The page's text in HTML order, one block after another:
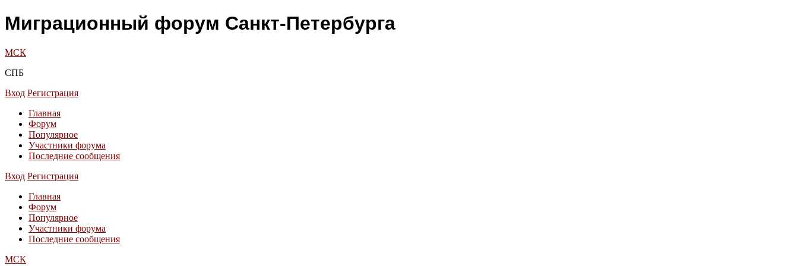
Миграционный форум Санкт-Петербурга
МСК
СПБ
Вход Регистрация
Главная
Форум
Популярное
Участники форума
Последние сообщения
Вход Регистрация
Главная
Форум
Популярное
Участники форума
Последние сообщения
МСК